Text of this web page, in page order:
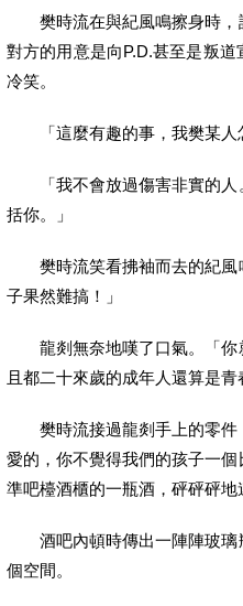
樊時流在與紀風鳴擦身時，
對方的用意是向P.D.甚至是叛道
冷笑。
「這麼有趣的事，我樊某人
「我不會放過傷害非實的人
括你。」
樊時流笑看拂袖而去的紀風
子果然難搞！」
龍剡無奈地嘆了口氣。「你
且都二十來歲的成年人還算是青
樊時流接過龍剡手上的零件
愛的，你不覺得我們的孩子一
準吧檯酒櫃的一瓶酒，砰砰砰地
酒吧內頓時傳出一陣陣玻璃
個空間。